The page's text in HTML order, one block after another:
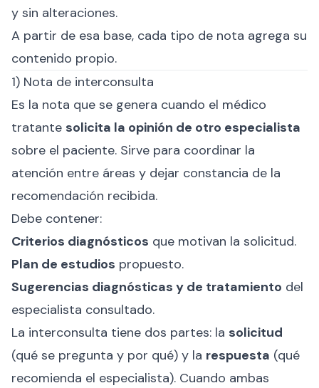
y sin alteraciones.
A partir de esa base, cada tipo de nota agrega su
contenido propio.
1) Nota de interconsulta
Es la nota que se genera cuando el médico
tratante solicita la opinión de otro especialista
sobre el paciente. Sirve para coordinar la
atención entre áreas y dejar constancia de la
recomendación recibida.
Debe contener:
Criterios diagnósticos que motivan la solicitud.
Plan de estudios propuesto.
Sugerencias diagnósticas y de tratamiento del
especialista consultado.
La interconsulta tiene dos partes: la solicitud
(qué se pregunta y por qué) y la respuesta (qué
recomienda el especialista). Cuando ambas